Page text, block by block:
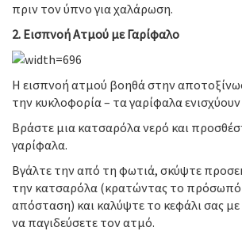
πριν τον ύπνο για χαλάρωση.
2. Εισπνοή Ατμού με Γαρίφαλο
Η εισπνοή ατμού βοηθά στην
την κυκλοφορία – τα γαρίφαλα
Βράστε μια κατσαρόλα νερό και
γαρίφαλα.
Βγάλτε την από τη φωτιά, σκύψτε
την κατσαρόλα (κρατώντας το
απόσταση) και καλύψτε το κεφάλι σας με
να παγιδεύσετε τον ατμό.